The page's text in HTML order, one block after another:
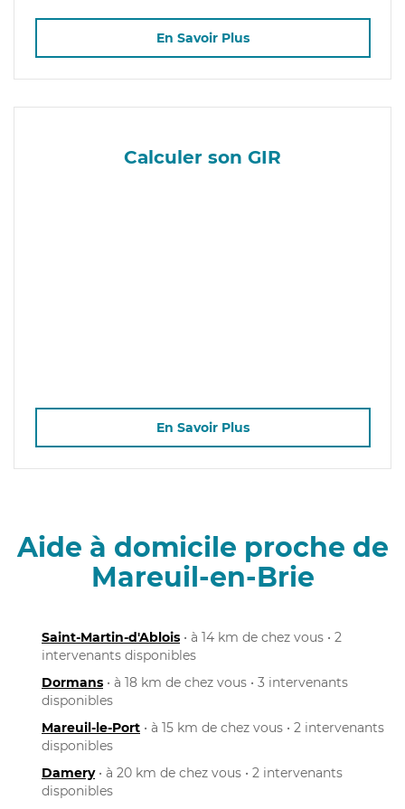
En Savoir Plus
Calculer son GIR
En Savoir Plus
Aide à domicile proche de
Mareuil-en-Brie
Saint-Martin-d'Ablois • à 14 km de chez vous • 2
intervenants disponibles
Dormans • à 18 km de chez vous • 3 intervenants
disponibles
Mareuil-le-Port • à 15 km de chez vous • 2 intervenants
disponibles
Damery• à 20 km de chez vous • 2 intervenants
disponibles